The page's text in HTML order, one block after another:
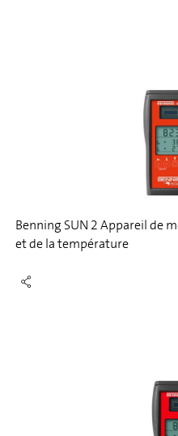
Benning SUN 2 Appareil de
et de la température